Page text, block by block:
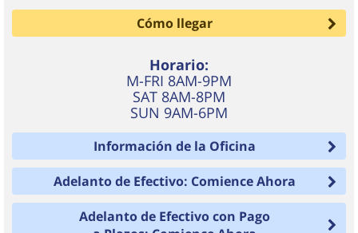
Cómo llegar
Horario:
M-FRI 8AM-9PM
SAT 8AM-8PM
SUN 9AM-6PM
Información de la Oficina
Adelanto de Efectivo: Comience Ahora
Adelanto de Efectivo con Pago